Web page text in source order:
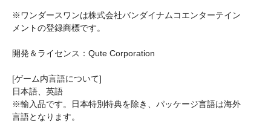
※ワンダースワンは株式会社バンダイナムコエンターテイン
メントの登録商標です。
開発＆ライセンス：Qute Corporation
[ゲーム内言語について]
日本語、英語
※輸入品です。日本特別特典を除き、パッケージ言語は海外
言語となります。